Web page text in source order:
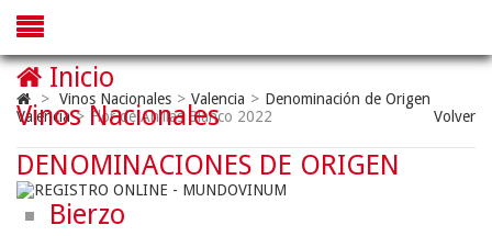
> Vinos Nacionales > Valencia > Denominación de Origen
Valencia > Flor de Ahillas Blanco 2022 Volver
Inicio
Vinos Nacionales
DENOMINACIONES DE ORIGEN
Bierzo